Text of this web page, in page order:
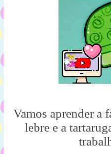
Vamos aprender a
lebre e a